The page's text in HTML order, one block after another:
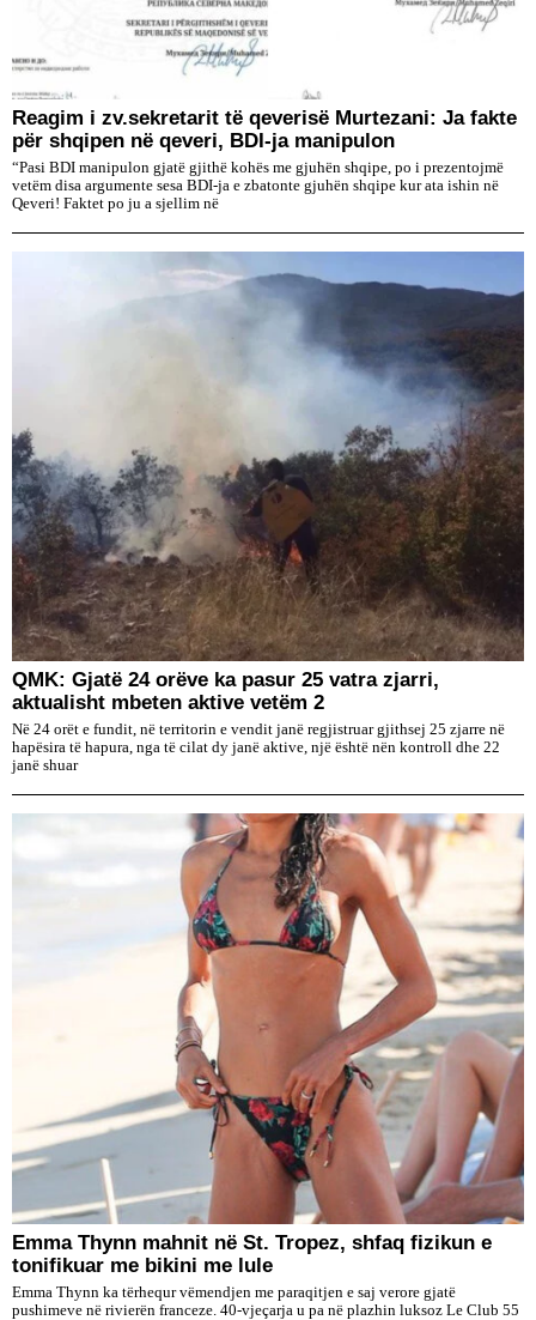
Reagim i zv.sekretarit të qeverisë Murtezani: Ja fakte
për shqipen në qeveri, BDI-ja manipulon
“Pasi BDI manipulon gjatë gjithë kohës me gjuhën shqipe, po i prezentojmë
vetëm disa argumente sesa BDI-ja e zbatonte gjuhën shqipe kur ata ishin në
Qeveri! Faktet po ju a sjellim në
QMK: Gjatë 24 orëve ka pasur 25 vatra zjarri,
aktualisht mbeten aktive vetëm 2
Në 24 orët e fundit, në territorin e vendit janë regjistruar gjithsej 25 zjarre në
hapësira të hapura, nga të cilat dy janë aktive, një është nën kontroll dhe 22
janë shuar
Emma Thynn mahnit në St. Tropez, shfaq fizikun e
tonifikuar me bikini me lule
Emma Thynn ka tërhequr vëmendjen me paraqitjen e saj verore gjatë
pushimeve në rivierën franceze. 40-vjeçarja u pa në plazhin luksoz Le Club 55